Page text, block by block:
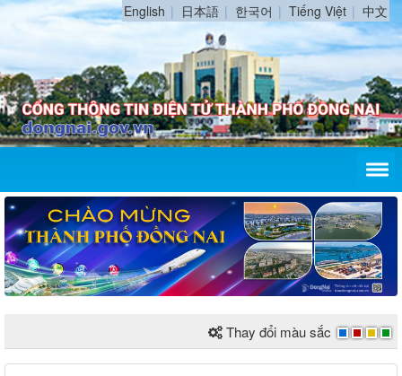
English 日本語 한국어 Tiếng Việt 中文
Thay đổi màu sắc